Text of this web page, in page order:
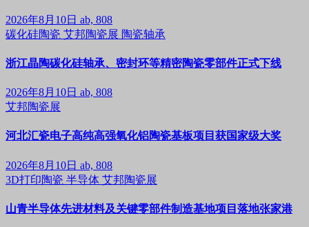
2026年8月10日 ab, 808
碳化硅陶瓷 艾邦陶瓷展 陶瓷轴承
浙江晶陶碳化硅轴承、密封环等精密陶瓷零部件正式下线
2026年8月10日 ab, 808
艾邦陶瓷展
河北汇瓷电子高纯高强氧化铝陶瓷基板项目获国家级大奖
2026年8月10日 ab, 808
3D打印陶瓷 半导体 艾邦陶瓷展
山青半导体先进材料及关键零部件制造基地项目落地张家港